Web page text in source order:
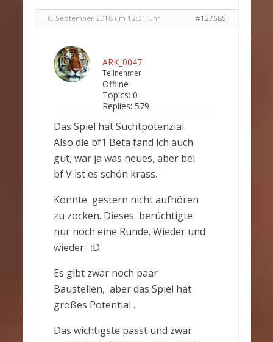
6. September 2018 um 12:31 Uhr #127685
ARK_0047
Teilnehmer
Offline
Topics: 0
Replies: 579
Das Spiel hat Suchtpotenzial.
Also die bf1 Beta fand ich auch
gut, war ja was neues, aber bei
bf V ist es schön krass.
Konnte gestern nicht aufhören
zu zocken. Dieses berüchtigte
nur noch eine Runde. Wieder und
wieder. :D
Es gibt zwar noch paar
Baustellen, aber das Spiel hat
großes Potential .
Das wichtigste passt und zwar